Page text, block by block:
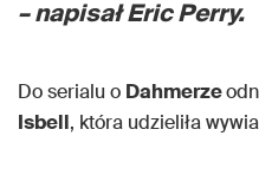
– napisał Eric Perry.
Do serialu o Dahmerze
Isbell, która udzieliła